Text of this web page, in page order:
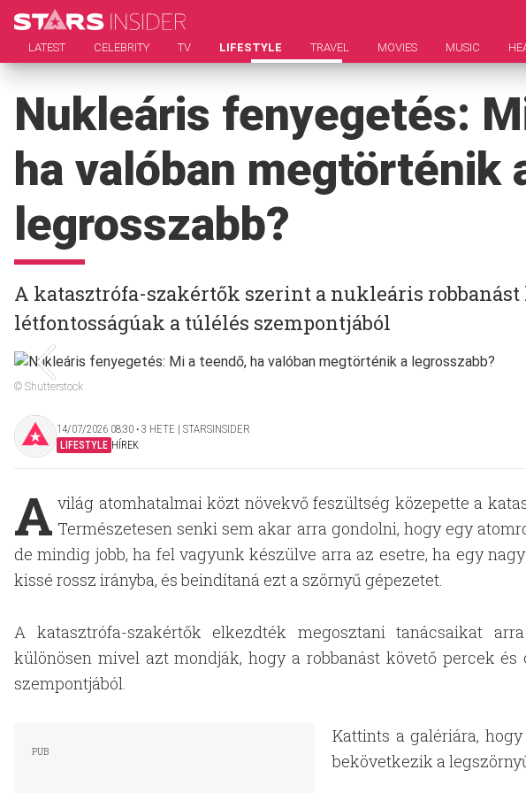
LATEST CELEBRITY TV LIFESTYLE TRAVEL MOVIES MUSIC
Nukleáris fenyegetés:
ha valóban megtörténik
legrosszabb?
A katasztrófa-szakértők szerint a nukleáris robbanást
létfontosságúak a túlélés szempontjából
© Shutterstock
14/07/2026 08:30 ‧ 3 HETE | STARSINSIDER
LIFESTYLE HÍREK
A világ atomhatalmai közt növekvő feszültség közepette a
Természetesen senki sem akar arra gondolni, hogy egy
de mindig jobb, ha fel vagyunk készülve arra az esetre, ha egy
kissé rossz irányba, és beindítaná ezt a szörnyű gépezetet.
A katasztrófa-szakértők elkezdték megosztani tanácsaikat
különösen mivel azt mondják, hogy a robbanást követő percek
szempontjából.
Kattints a galériára,
bekövetkezik a